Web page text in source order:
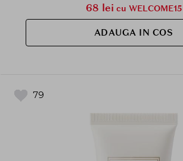
68 lei cu WELCOME15
ADAUGA IN COS
79